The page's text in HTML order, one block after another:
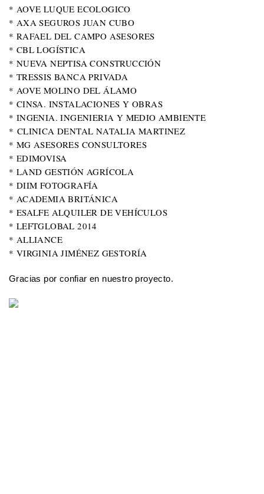
* AOVE LUQUE ECOLOGICO
* AXA SEGUROS JUAN CUBO
* RAFAEL DEL CAMPO ASESORES
* CBL LOGÍSTICA
* NUEVA NEPTISA CONSTRUCCIÓN
* TRESSIS BANCA PRIVADA
* AOVE MOLINO DEL ÁLAMO
* CINSA. INSTALACIONES Y OBRAS
* INGENIA. INGENIERIA Y MEDIO AMBIENTE
* CLINICA DENTAL NATALIA MARTINEZ
* MG ASESORES CONSULTORES
* EDIMOVISA
* LAND GESTIÓN AGRÍCOLA
* DIIM FOTOGRAFÍA
* ACADEMIA BRITÁNICA
* ESALFE ALQUILER DE VEHÍCULOS
* LEFTGLOBAL 2014
* ALLIANCE
* VIRGINIA JIMÉNEZ GESTORÍA
Gracias por confiar en nuestro proyecto.